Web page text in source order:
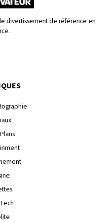
divertissement de référence en